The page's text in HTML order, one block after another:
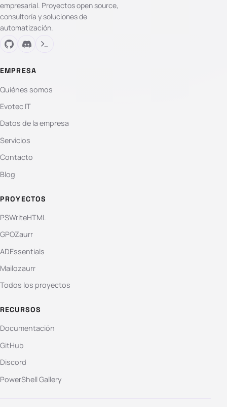
empresarial. Proyectos open source,
consultoría y soluciones de
automatización.
EMPRESA
Quiénes somos
Evotec IT
Datos de la empresa
Servicios
Contacto
Blog
PROYECTOS
PSWriteHTML
GPOZaurr
ADEssentials
Mailozaurr
Todos los proyectos
RECURSOS
Documentación
GitHub
Discord
PowerShell Gallery